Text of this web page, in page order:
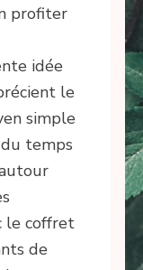
profiter
idée
le
simple
temps
le coffret
de